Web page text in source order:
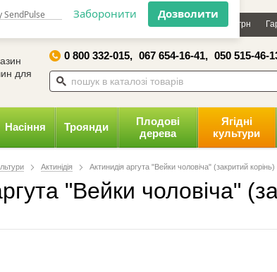
сайту megasad.net
вам сповіщення на
робочий стіл.
Заборонити Дозволити
Відгуки Даруємо 100 грн
0 800 332-015, 067 654-16-41, 050 515-46-
Насіння Троянди
Плодові
дерева
Ягідні
культури
Актинідія Актинидія аргута "Вейки чоловіча" (закритий корінь)
"Вейки чоловіча"